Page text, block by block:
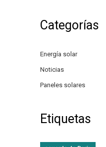
Categorías
Energía solar
Noticias
Paneles solares
Etiquetas